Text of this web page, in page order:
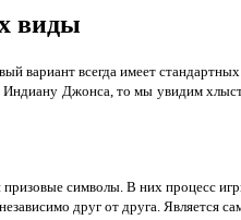
виды
вариант всегда имеет
Джонса, то мы увидим
символы. В них процесс
друг от друга.